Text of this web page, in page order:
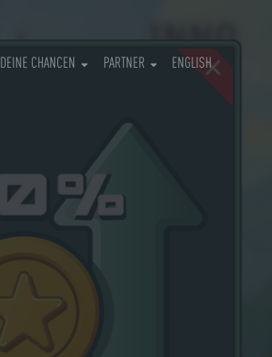
DEINE CHANCEN PARTNER ENGLISH